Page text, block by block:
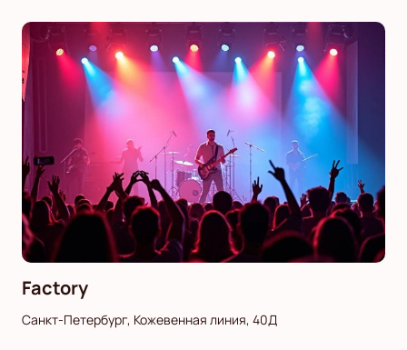
Factory
Санкт-Петербург, Кожевенная линия, 40Д